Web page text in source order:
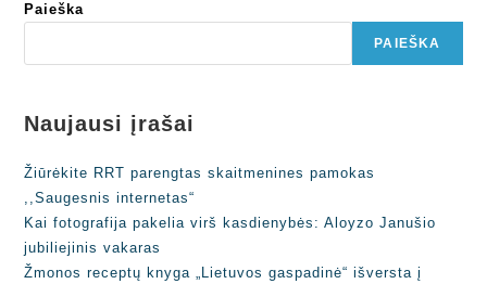
Paieška
PAIEŠKA
Naujausi įrašai
Žiūrėkite RRT parengtas skaitmenines pamokas
,,Saugesnis internetas“
Kai fotografija pakelia virš kasdienybės: Aloyzo Janušio
jubiliejinis vakaras
Žmonos receptų knyga „Lietuvos gaspadinė“ išversta į